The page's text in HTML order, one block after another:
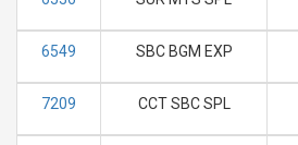
6549 SBC BGM EXP
7209 CCT SBC SPL